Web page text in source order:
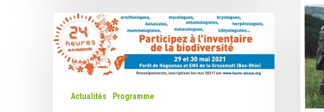
Lancez la recherche en cliquant sur ENTREE ou ESC pour refermer
Henri
24h
de
la
Biodiversité
éditionActualités Programme